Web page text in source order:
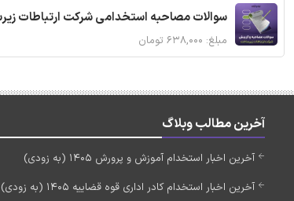
سوالات مصاحبه استخدامی شرکت ارتباطات
مبلغ: ۶۳۸,۰۰۰ تومان
آخرین مطالب وبلاگ
آخرین اخبار استخدام آموزش و پرورش 1405 (به زودی)
آخرین اخبار استخدام کادر اداری قوه قضاییه 1405 (به زودی)